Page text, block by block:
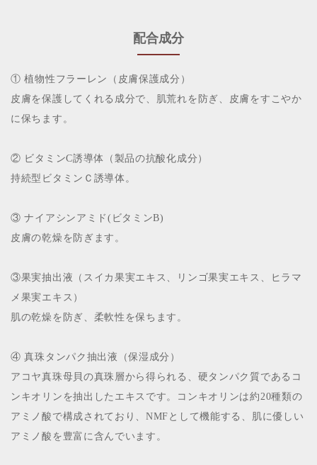
配合成分
① 植物性フラーレン（皮膚保護成分）
皮膚を保護してくれる成分で、肌荒れを防ぎ、皮膚をすこやか
に保ちます。
② ビタミンC誘導体（製品の抗酸化成分）
持続型ビタミンＣ誘導体。
③ ナイアシンアミド(ビタミンB)
皮膚の乾燥を防ぎます。
③果実抽出液（スイカ果実エキス、リンゴ果実エキス、ヒラマ
メ果実エキス）
肌の乾燥を防ぎ、柔軟性を保ちます。
④ 真珠タンパク抽出液（保湿成分）
アコヤ真珠母貝の真珠層から得られる、硬タンパク質であるコ
ンキオリンを抽出したエキスです。コンキオリンは約20種類の
アミノ酸で構成されており、NMFとして機能する、肌に優しい
アミノ酸を豊富に含んでいます。